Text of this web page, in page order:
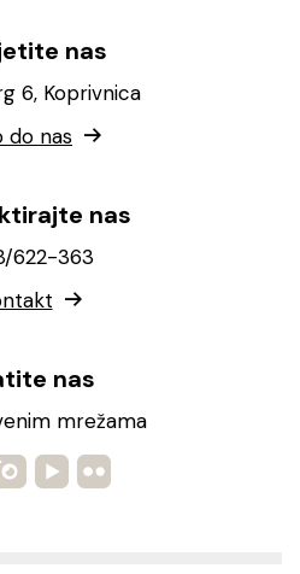
nas
6, Koprivnica
do nas
nas
622-363
nas
mrežama